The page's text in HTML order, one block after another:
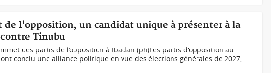
de l'opposition, un candidat unique à présenter à la
Tinubu
des partis de l’opposition à Ibadan (ph)Les partis d'opposition au
conclu une alliance politique en vue des élections générales de 2027,